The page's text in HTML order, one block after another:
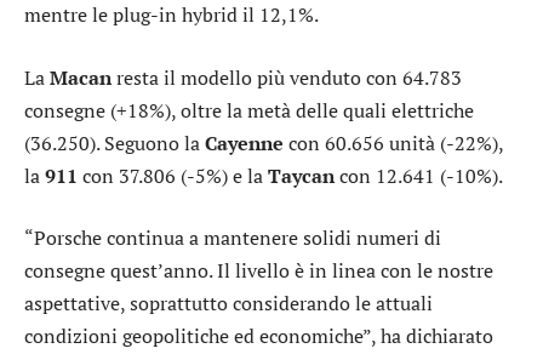
mentre le plug-in hybrid il 12,1%.
LaMacanresta il modello più venduto con 64.783
consegne (+18%), oltre la metà delle quali elettriche
(36.250). Seguono laCayenne con 60.656 unità (-22%),
la911 con 37.806 (-5%) e laTaycancon 12.641 (-10%).
“Porsche continua a mantenere solidi numeri di
consegne quest’anno. Il livello è in linea con le nostre
aspettative, soprattutto considerando le attuali
condizioni geopolitiche ed economiche”, ha dichiarato